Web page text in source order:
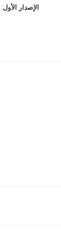
الإصدار الأول: ٣ ديسمبر، ٢٠٠٧